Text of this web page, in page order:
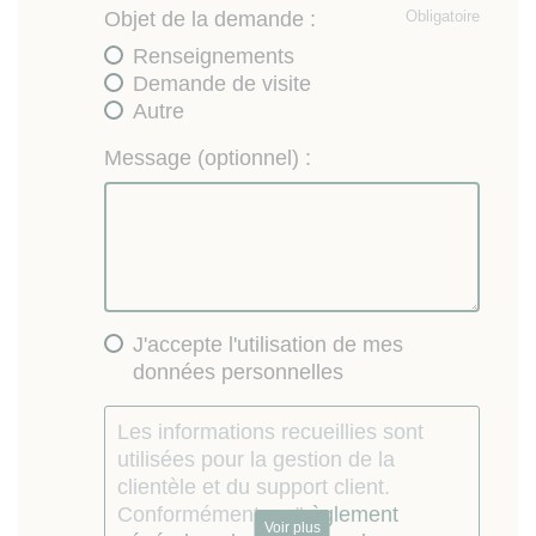
Obligatoire
Objet de la demande :
Renseignements
Demande de visite
Autre
Message (optionnel) :
J'accepte l'utilisation de mes
données personnelles
Les informations recueillies sont
utilisées pour la gestion de la
clientèle et du support client.
Conformément au "règlement
Voir plus